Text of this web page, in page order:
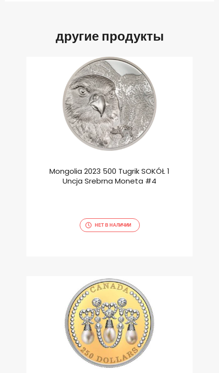
другие продукты
Mongolia 2023 500 Tugrik SOKÓŁ 1
Uncja Srebrna Moneta #4
НЕТ В НАЛИЧИИ